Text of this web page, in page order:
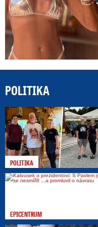
POLITIKA
POLITIKA
EPICENTRUM